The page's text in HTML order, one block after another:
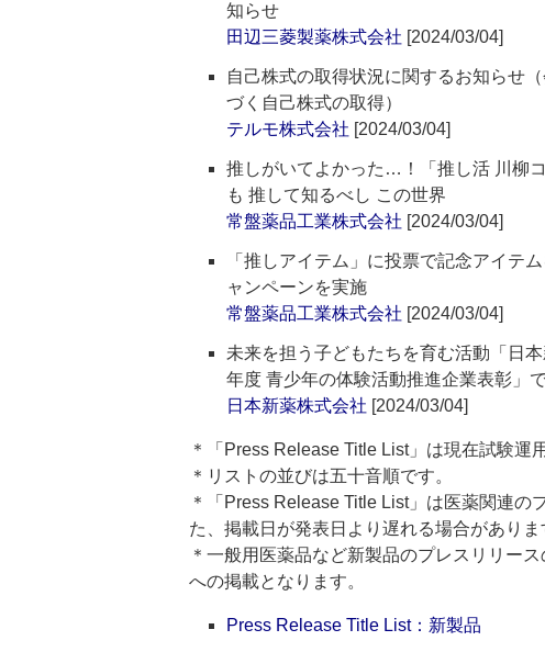
知らせ
田辺三菱製薬株式会社 [2024/03/04]
自己株式の取得状況に関するお知らせ
づく自己株式の取得）
テルモ株式会社 [2024/03/04]
推しがいてよかった…！「推し活 川柳
も 推して知るべし この世界
常盤薬品工業株式会社 [2024/03/04]
「推しアイテム」に投票で記念アイテ
ャンペーンを実施
常盤薬品工業株式会社 [2024/03/04]
未来を担う子どもたちを育む活動「日
年度 青少年の体験活動推進企業表彰」
日本新薬株式会社 [2024/03/04]
＊「Press Release Title List」は現在試験運
＊リストの並びは五十音順です。
＊「Press Release Title List」は医薬関連の
た、掲載日が発表日より遅れる場合がありま
＊一般用医薬品など新製品のプレスリリー
への掲載となります。
Press Release Title List：新製品